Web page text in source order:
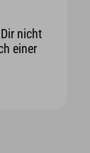
nicht
einer